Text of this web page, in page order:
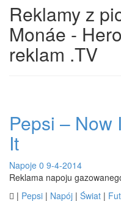
Reklamy z
Monáe -
reklam .TV
Pepsi – Now
It
Napoje 0 9-4-2014
Reklama napoju
 | Pepsi | Napój | Świat |